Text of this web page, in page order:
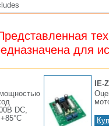
для
мощностью
DC,
IE-